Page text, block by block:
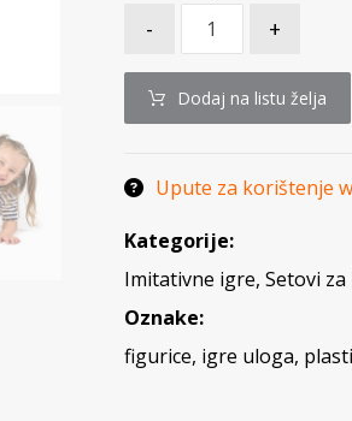
- +
Dodaj na listu želja
Upute za korištenje
Kategorije:
Imitativne igre, Setovi
Oznake:
figurice, igre uloga,